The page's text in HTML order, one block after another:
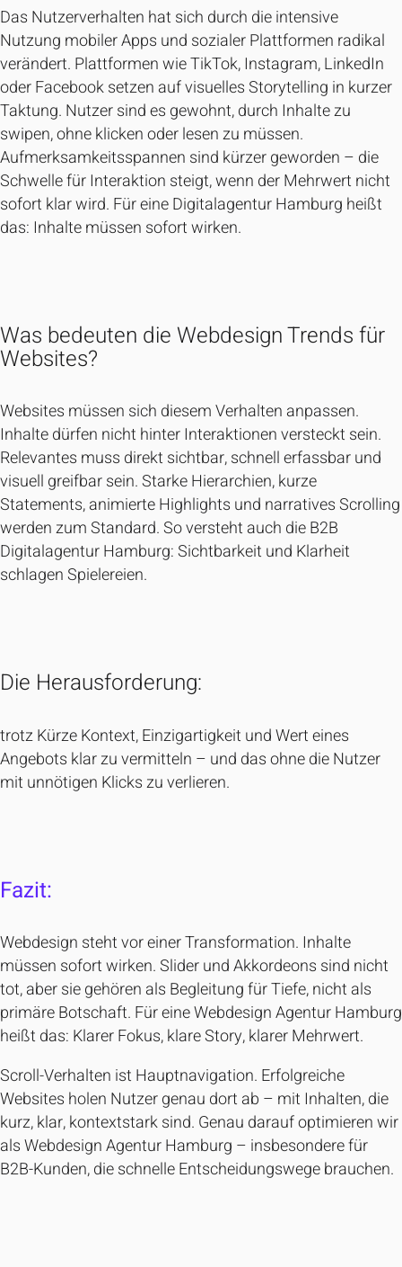
Das Nutzerverhalten hat sich durch die intensive
Nutzung mobiler Apps und sozialer Plattformen radikal
verändert. Plattformen wie TikTok, Instagram, LinkedIn
oder Facebook setzen auf visuelles Storytelling in kurzer
Taktung. Nutzer sind es gewohnt, durch Inhalte zu
swipen, ohne klicken oder lesen zu müssen.
Aufmerksamkeitsspannen sind kürzer geworden – die
Schwelle für Interaktion steigt, wenn der Mehrwert nicht
sofort klar wird. Für eine Digitalagentur Hamburg heißt
das: Inhalte müssen sofort wirken.
Was bedeuten die Webdesign Trends für
Websites?
Websites müssen sich diesem Verhalten anpassen.
Inhalte dürfen nicht hinter Interaktionen versteckt sein.
Relevantes muss direkt sichtbar, schnell erfassbar und
visuell greifbar sein. Starke Hierarchien, kurze
Statements, animierte Highlights und narratives Scrolling
werden zum Standard. So versteht auch die B2B
Digitalagentur Hamburg: Sichtbarkeit und Klarheit
schlagen Spielereien.
Die Herausforderung:
trotz Kürze Kontext, Einzigartigkeit und Wert eines
Angebots klar zu vermitteln – und das ohne die Nutzer
mit unnötigen Klicks zu verlieren.
Fazit:
Webdesign steht vor einer Transformation. Inhalte
müssen sofort wirken. Slider und Akkordeons sind nicht
tot, aber sie gehören als Begleitung für Tiefe, nicht als
primäre Botschaft. Für eine Webdesign Agentur Hamburg
heißt das: Klarer Fokus, klare Story, klarer Mehrwert.
Scroll-Verhalten ist Hauptnavigation. Erfolgreiche
Websites holen Nutzer genau dort ab – mit Inhalten, die
kurz, klar, kontextstark sind. Genau darauf optimieren wir
als Webdesign Agentur Hamburg – insbesondere für
B2B-Kunden, die schnelle Entscheidungswege brauchen.